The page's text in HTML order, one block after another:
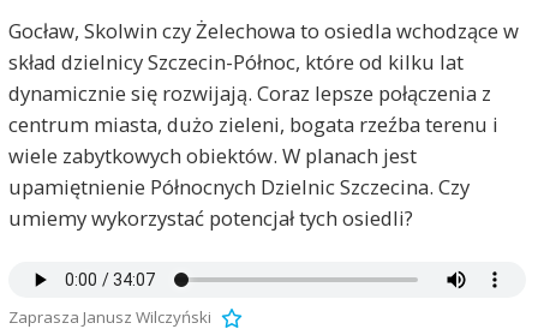
Gocław, Skolwin czy Żelechowa to osiedla wchodzące w
skład dzielnicy Szczecin-Północ, które od kilku lat
dynamicznie się rozwijają. Coraz lepsze połączenia z
centrum miasta, dużo zieleni, bogata rzeźba terenu i
wiele zabytkowych obiektów. W planach jest
upamiętnienie Północnych Dzielnic Szczecina. Czy
umiemy wykorzystać potencjał tych osiedli?
Zaprasza Janusz Wilczyński